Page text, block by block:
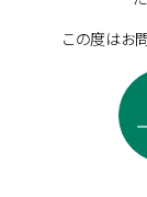
この度はお